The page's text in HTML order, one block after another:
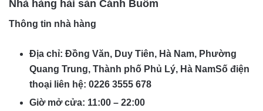
Nhà hàng hải sản Cánh Buồm
Thông tin nhà hàng
Địa chỉ: Đồng Văn, Duy Tiên, Hà Nam, Phường
Quang Trung, Thành phố Phủ Lý, Hà NamSố điện
thoại liên hệ: 0226 3555 678
Giờ mở cửa: 11:00 – 22:00